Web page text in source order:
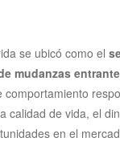
se ubicó como el
mudanzas
comportamiento
calidad de vida, el
en el